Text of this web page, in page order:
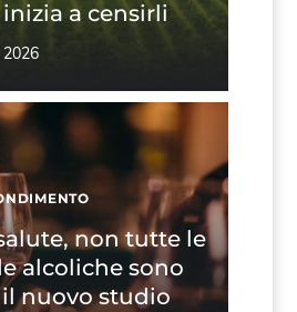
a censirli
non tutte le
alcoliche sono
nuovo studio